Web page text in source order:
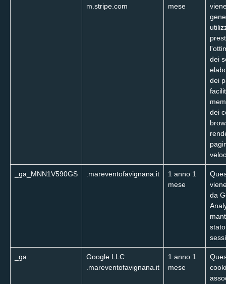
m.stripe.com
mese
dei
dei
dei
_ga_MNN1V590GS .mareventofavignana.it
1 anno 1
mese
da
_ga
Google LLC
.mareventofavignana.it
1 anno 1
mese